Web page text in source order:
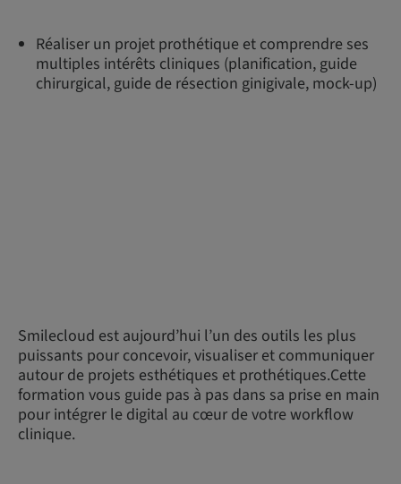
Réaliser un projet prothétique et comprendre ses
multiples intérêts cliniques (planification, guide
chirurgical, guide de résection ginigivale, mock-up)
Smilecloud est aujourd’hui l’un des outils les plus
puissants pour concevoir, visualiser et communiquer
autour de projets esthétiques et prothétiques.Cette
formation vous guide pas à pas dans sa prise en main
pour intégrer le digital au cœur de votre workflow
clinique.